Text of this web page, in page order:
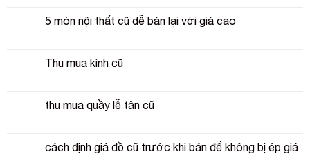
5 món nội thất cũ dễ bán lại với giá cao
Thu mua kính cũ
thu mua quầy lễ tân cũ
cách định giá đồ cũ trước khi bán để không bị ép giá